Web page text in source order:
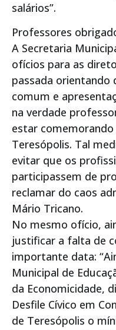
salários”.
Professores
A Secretaria
ofícios para as
passada
comum e
na verdade
estar comemorando
Teresópolis. Tal
evitar que os
participassem de
reclamar do caos
Mário Tricano.
No mesmo ofício,
justificar a falta de
importante data:
Municipal de
da Economicidade,
Desfile Cívico em
de Teresópolis o